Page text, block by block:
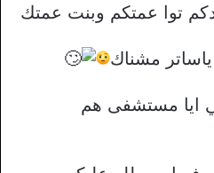
توا عمتكم وبنت عمتك
مشناك
ايا مستشفى هم